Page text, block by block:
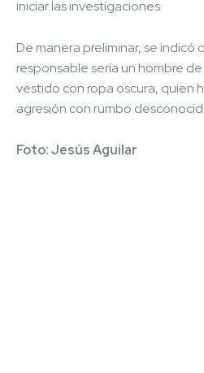
iniciar las investigaciones.
De manera preliminar, se indicó
responsable sería un hombre
vestido con ropa oscura, quien
agresión con rumbo
Foto: Jesús Aguilar